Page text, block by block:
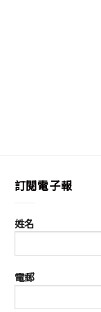
訂閱電子報
姓名
電郵